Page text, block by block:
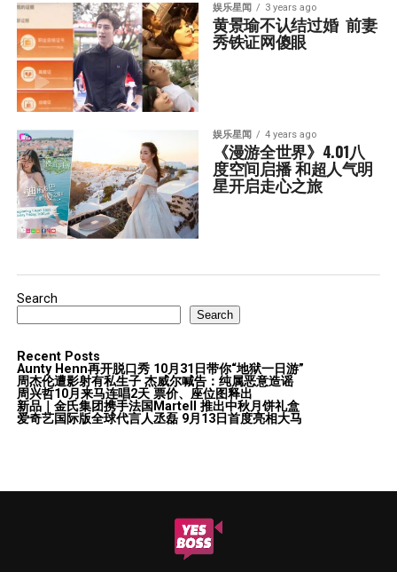
娱乐星闻 3 years ago
黄景瑜不认结过婚  前妻
秀铁证网傻眼
娱乐星闻 4 years ago
《漫游全世界》4.01八
度空间启播 和超人气明
星开启走心之旅
Search
Search
Recent Posts
Aunty Henn再开脱口秀 10月31日带你“地狱一日游”
周杰伦遭影射有私生子 杰威尔喊告：纯属恶意造谣
周兴哲10月来马连唱2天 票价、座位图释出
新品｜金氏集团携手法国Martell 推出中秋月饼礼盒
爱奇艺国际版全球代言人丞磊 9月13日首度亮相大马